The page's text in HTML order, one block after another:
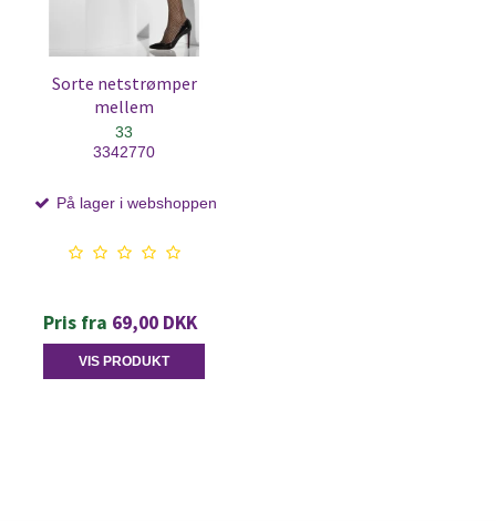
Sorte netstrømper
mellem
33
3342770
På lager i webshoppen
Pris fra 69,00 DKK
VIS PRODUKT